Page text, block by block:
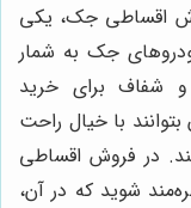
اقساطی جک، یکی
جک به شمار
شفاف برای خرید
با خیال راحت
در فروش اقساطی
شوید که در آن،